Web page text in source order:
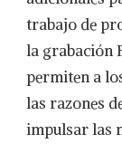
trabajo de
la grabación
permiten a
las razones
impulsar las